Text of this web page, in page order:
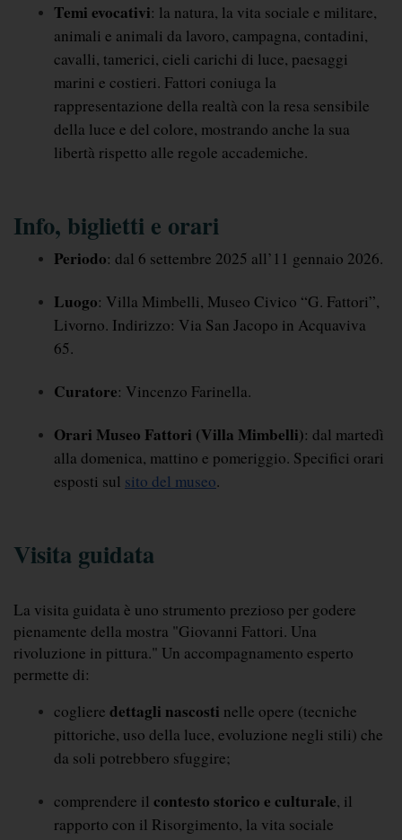
Temi evocativi: la natura, la vita sociale e militare,
animali e animali da lavoro, campagna, contadini,
cavalli, tamerici, cieli carichi di luce, paesaggi
marini e costieri. Fattori coniuga la
rappresentazione della realtà con la resa sensibile
della luce e del colore, mostrando anche la sua
libertà rispetto alle regole accademiche.
Info, biglietti e orari
Periodo: dal 6 settembre 2025 all’11 gennaio 2026.
Luogo: Villa Mimbelli, Museo Civico “G. Fattori”,
Livorno. Indirizzo: Via San Jacopo in Acquaviva
65.
Curatore: Vincenzo Farinella.
Orari Museo Fattori (Villa Mimbelli): dal martedì
alla domenica, mattino e pomeriggio. Specifici orari
esposti sul sito del museo.
Visita guidata
La visita guidata è uno strumento prezioso per godere
pienamente della mostra "Giovanni Fattori. Una
rivoluzione in pittura." Un accompagnamento esperto
permette di:
cogliere dettagli nascosti nelle opere (tecniche
pittoriche, uso della luce, evoluzione negli stili) che
da soli potrebbero sfuggire;
comprendere il contesto storico e culturale, il
rapporto con il Risorgimento, la vita sociale